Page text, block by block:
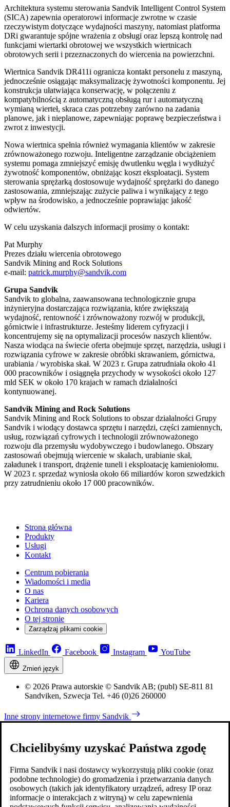
Architektura systemu sterowania Sandvik Intelligent Control System
(SICA) zapewnia operatorowi informacje zwrotne w czasie
rzeczywistym dotyczące wydajności maszyny, natomiast platforma
DRi gwarantuje spójne wrażenia z obsługi oraz lepszą kontrolę nad
funkcjami wiertarki obrotowej we wszystkich wiertnicach
obrotowych serii i przeznaczonych do wiercenia na powierzchni.
Wiertnica Sandvik DR411i ogranicza kontakt personelu z maszyną,
jednocześnie osiągając maksymalizację żywotności komponentu. Jej
konstrukcja ułatwiająca konserwację, w połączeniu z
kompatybilnością z automatyczną obsługą rur i automatyczną
wymianą wierteł, skraca czas potrzebny zarówno na zadania
planowe, jak i nieplanowe, zapewniając poprawę bezpieczeństwa i
zwrot z inwestycji.
Nowa wiertnica spełnia również wymagania klientów w zakresie
zrównoważonego rozwoju. Inteligentne zarządzanie obciążeniem
systemu pomaga zmniejszyć emisję dwutlenku węgla i wydłużyć
żywotność komponentów, obniżając koszt eksploatacji. System
sterowania sprężarką dostosowuje wydajność sprężarki do danego
zastosowania, zmniejszając zużycie paliwa i wynikający z tego
wpływ na środowisko, a jednocześnie poprawiając jakość
odwiertów.
W celu uzyskania dalszych informacji prosimy o kontakt:
Pat Murphy
Prezes działu wiercenia obrotowego
Sandvik Mining and Rock Solutions
e-mail: patrick.murphy@sandvik.com
Grupa Sandvik
Sandvik to globalna, zaawansowana technologicznie grupa
inżynieryjna dostarczająca rozwiązania, które zwiększają
wydajność, rentowność i zrównoważony rozwój w produkcji,
górnictwie i infrastrukturze. Jesteśmy liderem cyfryzacji i
koncentrujemy się na optymalizacji procesów naszych klientów.
Nasza wiodąca na świecie oferta obejmuje sprzęt, narzędzia, usługi i
rozwiązania cyfrowe w zakresie obróbki skrawaniem, górnictwa,
urabiania / wyrobiska skał. W 2023 r. Grupa zatrudniała około 41
000 pracowników i osiągnęła przychody w wysokości około 127
mld SEK w około 170 krajach w ramach działalności
kontynuowanej.
Sandvik Mining and Rock Solutions
Sandvik Mining and Rock Solutions to obszar działalności Grupy
Sandvik i wiodący dostawca sprzętu i narzędzi, części zamiennych,
usług, rozwiązań cyfrowych i technologii zrównoważonego
rozwoju dla przemysłu wydobywczego i budowlanego. Obszary
zastosowań obejmują wiercenie w skałach, urabianie skał,
załadunek i transport, drążenie tuneli i eksploatację kamieniołomu.
W 2023 r. sprzedaż wyniosła około 66 miliardów koron szwedzkich
przy zatrudnieniu około 17 000 pracowników.
Strona główna
Produkty
Usługi
Kontakt
Centrum pobierania
Wiadomości i media
O nas
Kariera
Ochrona danych osobowych
O tej stronie
Zarządzaj plikami cookie
LinkedIn Facebook Instagram YouTube
Zmień język
© 2026 Prawa autorskie © Sandvik AB; (publ) SE-811 81
Sandviken, Szwecja Tel. +46 (0)26 260000
Inne strony internetowe firmy Sandvik
Chcielibyśmy uzyskać Państwa zgodę
Firma Sandvik i nasi dostawcy wykorzystują pliki cookie (oraz
podobne technologie) do gromadzenia i przetwarzania danych
osobowych (takich jak identyfikatory urządzeń, adresy IP oraz
informacje o interakcjach z witryną) w celu zapewnienia